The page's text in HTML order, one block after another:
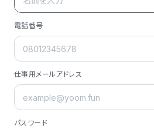
電話番号
仕事用メールアドレス
パスワード